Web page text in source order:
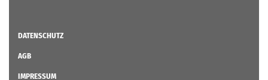
DATENSCHUTZ
AGB
IMPRESSUM